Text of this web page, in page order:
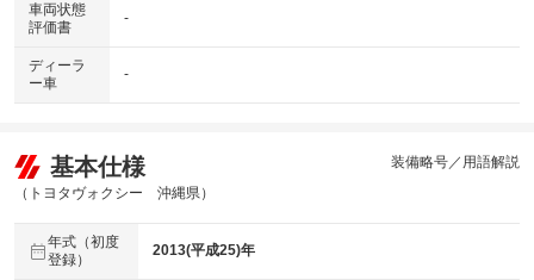
車両状態
評価書
-
ディーラ
ー車
-
基本仕様
（トヨタヴォクシー 沖縄県）
装備略号／用語解説
年式（初度
登録）
2013(平成25)年